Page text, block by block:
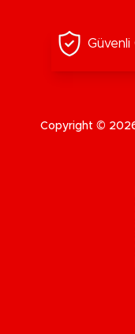
Güvenli
Copyright ©